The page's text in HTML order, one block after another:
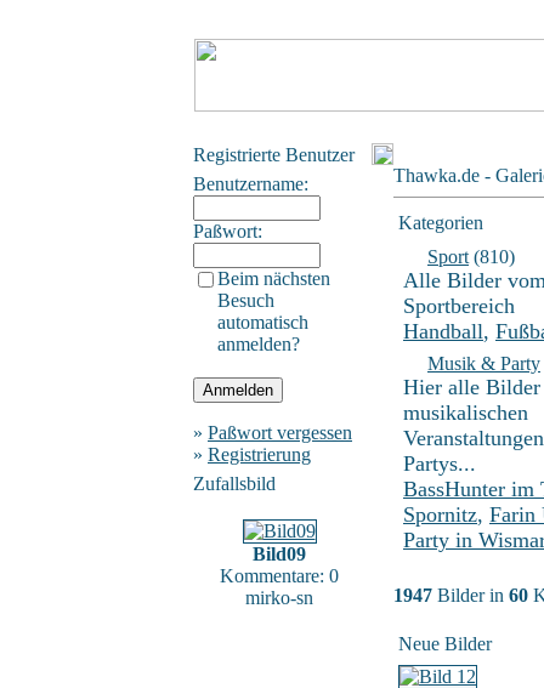
Registrierte Benutzer
Benutzername:
Paßwort:
Beim nächsten
Besuch
automatisch
anmelden?
» Paßwort vergessen
» Registrierung
Zufallsbild
Bild09
Kommentare: 0
mirko-sn
Thawka.de -
Kategorien
Sport (810)
Alle Bilder
Sportbereich
Handball,
Musik & Party
Hier alle
musikalischen
Partys...
BassHunter im
Spornitz, Farin
Party in
1947 Bilder in 60
Neue Bilder